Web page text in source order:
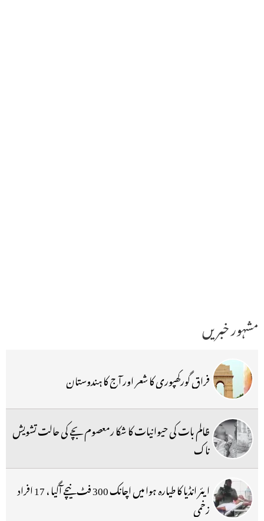
مشہور خبریں
فراق گورکھپوری کا شعر اور آج کا ہندوستان
ظالم بات کی حیوانیات کا شکا رمعصوم بچے کی حالت تشویش
ناک
ایئر انڈیا کا طیارہ ہوا میں اچانک 300 فٹ نیچے آگیا ، 17 افراد
زخمی